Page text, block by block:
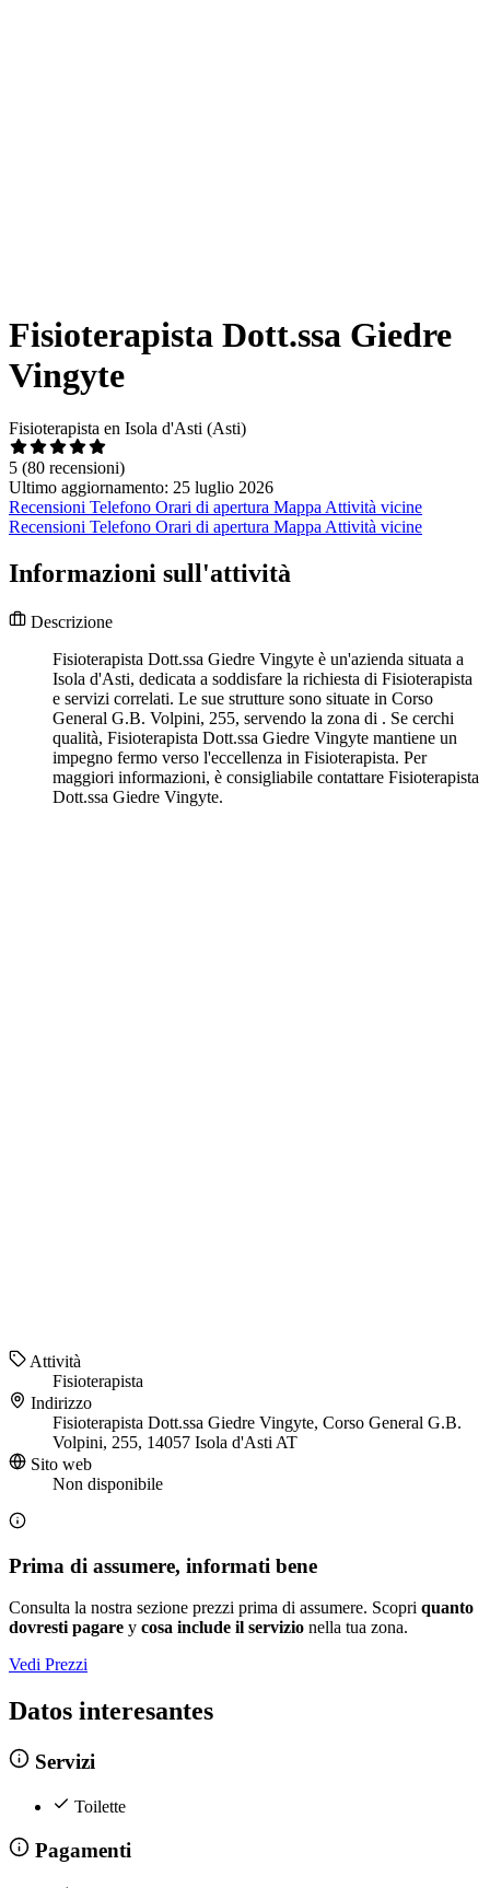
Fisioterapista Dott.ssa Giedre
Vingyte
Fisioterapista en Isola d'Asti (Asti)
5 (80 recensioni)
Ultimo aggiornamento: 25 luglio 2026
Recensioni Telefono Orari di apertura Mappa Attività vicine
Recensioni Telefono Orari di apertura Mappa Attività vicine
Informazioni sull'attività
Descrizione
Fisioterapista Dott.ssa Giedre Vingyte è un'azienda situata a
Isola d'Asti, dedicata a soddisfare la richiesta di Fisioterapista
e servizi correlati. Le sue strutture sono situate in Corso
General G.B. Volpini, 255, servendo la zona di . Se cerchi
qualità, Fisioterapista Dott.ssa Giedre Vingyte mantiene un
impegno fermo verso l'eccellenza in Fisioterapista. Per
maggiori informazioni, è consigliabile contattare Fisioterapista
Dott.ssa Giedre Vingyte.
Attività
Fisioterapista
Indirizzo
Fisioterapista Dott.ssa Giedre Vingyte, Corso General G.B.
Volpini, 255, 14057 Isola d'Asti AT
Sito web
Non disponibile
Prima di assumere, informati bene
Consulta la nostra sezione prezzi prima di assumere. Scopri quanto
dovresti pagare y cosa include il servizio nella tua zona.
Vedi Prezzi
Datos interesantes
Servizi
Toilette
Pagamenti